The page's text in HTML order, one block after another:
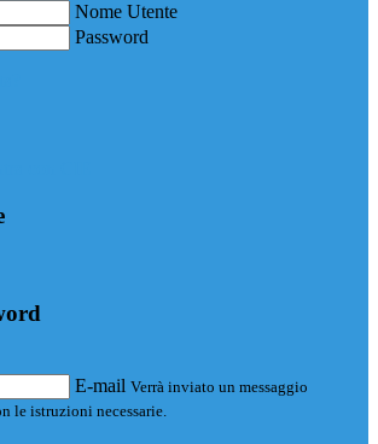
Nome Utente
Password
E-mail Verrà inviato un messaggio
le istruzioni necessarie.